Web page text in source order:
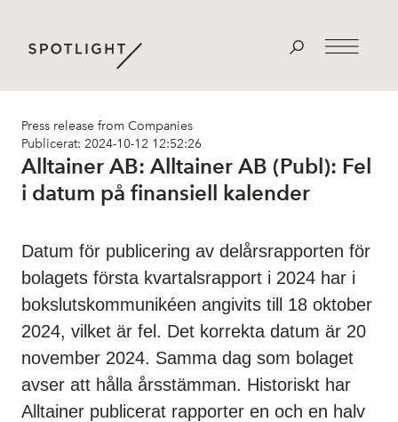
Press release from Companies
Publicerat: 2024-10-12 12:52:26
Alltainer AB: Alltainer AB (Publ): Fel
i datum på finansiell kalender
Datum för publicering av delårsrapporten för
bolagets första kvartalsrapport i 2024 har i
bokslutskommunikéen angivits till 18 oktober
2024, vilket är fel. Det korrekta datum är 20
november 2024. Samma dag som bolaget
avser att hålla årsstämman. Historiskt har
Alltainer publicerat rapporter en och en halv